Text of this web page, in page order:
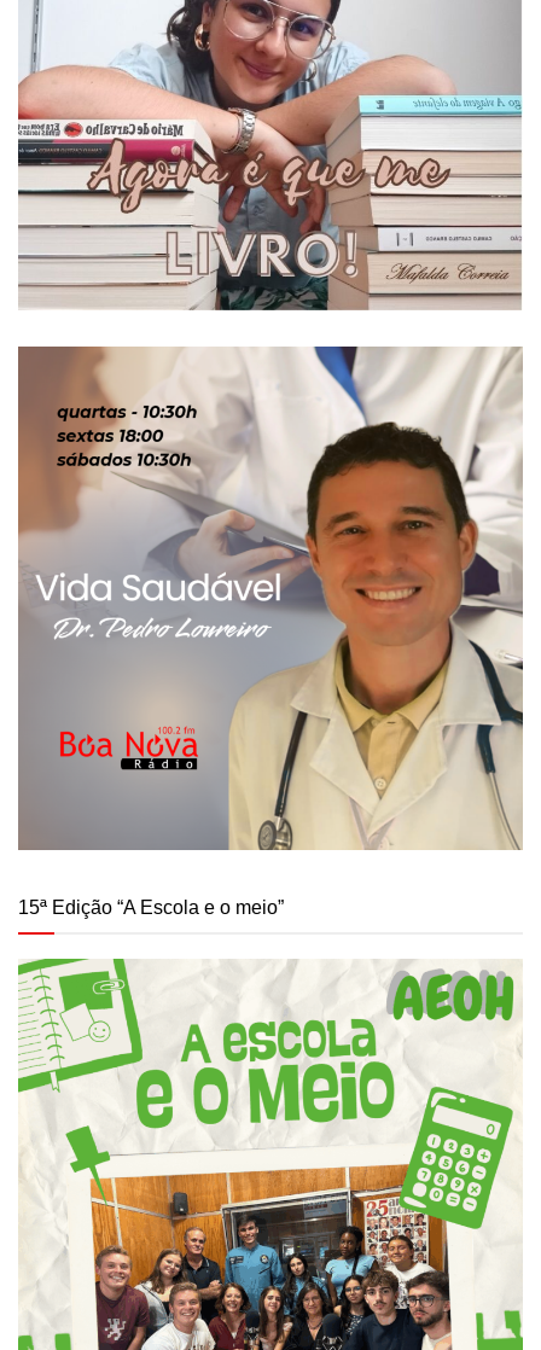
15ª Edição “A Escola e o meio”